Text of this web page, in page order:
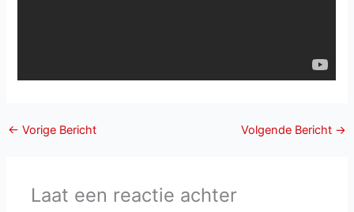
← Vorige Bericht Volgende Bericht →
Laat een reactie achter